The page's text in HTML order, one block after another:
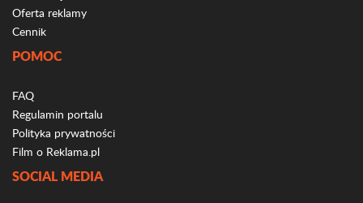
Oferta reklamy
Cennik
POMOC
FAQ
Regulamin portalu
Polityka prywatności
Film o Reklama.pl
SOCIAL MEDIA